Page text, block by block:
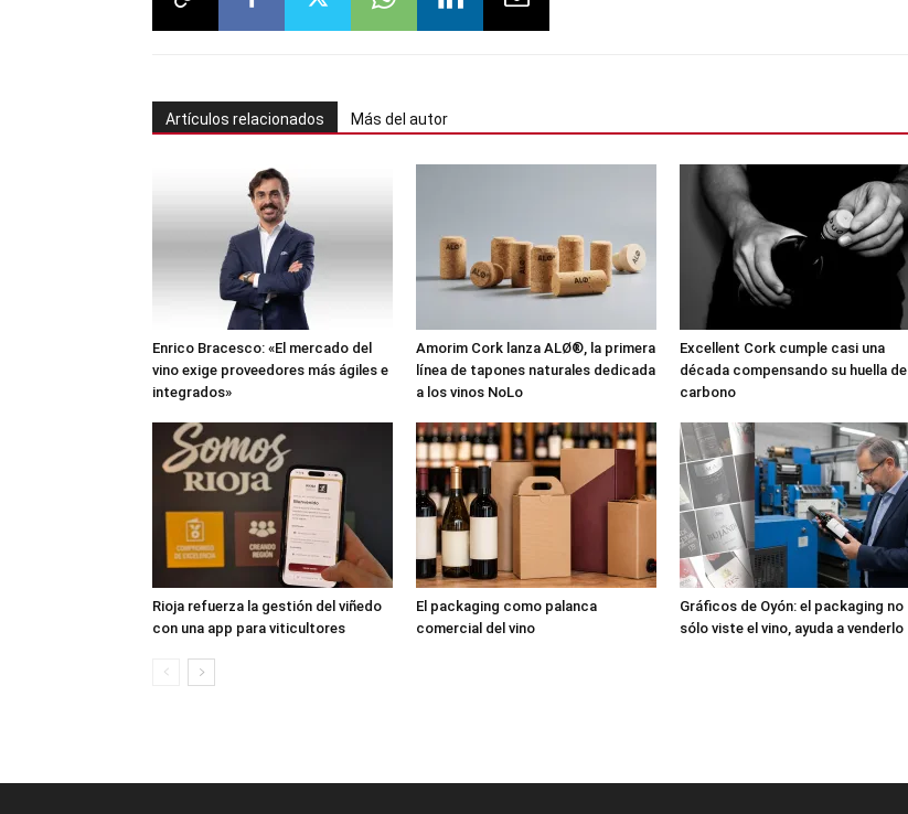
Artículos relacionados Más del autor
Enrico Bracesco: «El mercado del
vino exige proveedores más ágiles e
integrados»
Amorim Cork lanza ALØ®, la primera
línea de tapones naturales dedicada
a los vinos NoLo
Excellent Cork cumple casi una
década compensando su huella de
carbono
Rioja refuerza la gestión del viñedo
con una app para viticultores
El packaging como palanca
comercial del vino
Gráficos de Oyón: el packaging no
sólo viste el vino, ayuda a venderlo